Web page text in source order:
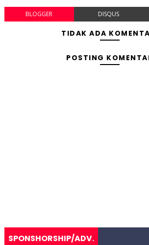
BLOGGER DISQUS
TIDAK ADA
POSTING
SPONSHORSHIP/ADV.